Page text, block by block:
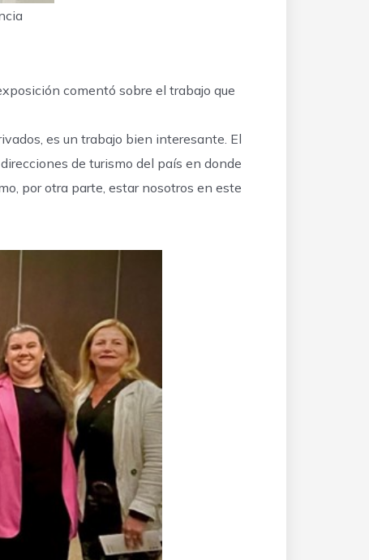
comentó sobre el trabajo que
es un trabajo bien interesante. El
de turismo del país en donde
por otra parte, estar nosotros en este